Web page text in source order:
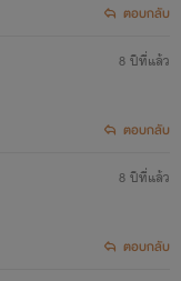
ตอบกลับ
8 ปีที่แล้ว
ตอบกลับ
8 ปีที่แล้ว
ตอบกลับ